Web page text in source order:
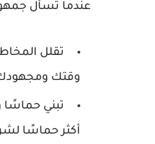
عندما تسأل
تقلل
وقتك
تبني حماسًا
أكثر حماسًا